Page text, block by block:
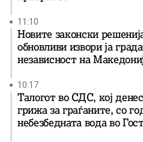
11:10
Новите законски
обновливи извори ја
независност на
10:17
Талогот во СДС, кој
грижа за граѓаните, со
небезбедната вода во